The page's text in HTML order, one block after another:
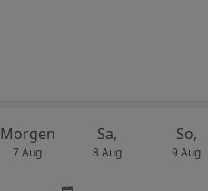
Morgen
7 Aug
Sa,
8 Aug
So,
9 Aug